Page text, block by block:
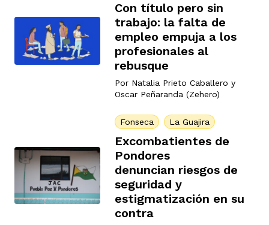
Con título pero sin
trabajo: la falta de
empleo empuja a los
profesionales al
rebusque
Por Natalia Prieto Caballero y
Oscar Peñaranda (Zehero)
Fonseca La Guajira
Excombatientes de
Pondores
denuncian riesgos de
seguridad y
estigmatización en su
contra
de Atrato
principios
de estilo
periodistas locales
nuestro contenido